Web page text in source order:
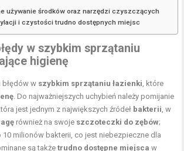
używanie środków oraz narzędzi czyszczących
i czystości trudno dostępnych miejsc
w szybkim sprzątaniu
higienę
błędów w szybkim sprzątaniu łazienki, które
. Do najważniejszych uchybień należy pomijanie
jest jednym z największych źródeł bakterii, w
również na swoje szczoteczki do zębów;
10 milionów bakterii, co jest niebezpieczne dla
są takżetrudno dostępne miejsca w